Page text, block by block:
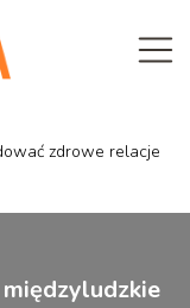
zdrowe relacje